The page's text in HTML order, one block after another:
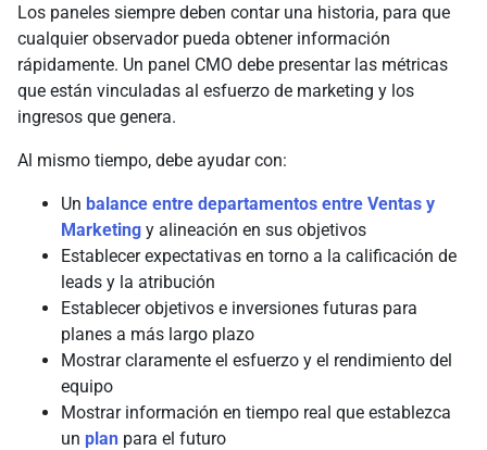
Los paneles siempre deben contar una historia, para que
cualquier observador pueda obtener información
rápidamente. Un panel CMO debe presentar las métricas
que están vinculadas al esfuerzo de marketing y los
ingresos que genera.
Al mismo tiempo, debe ayudar con:
Un balance entre departamentos entre Ventas y
Marketing y alineación en sus objetivos
Establecer expectativas en torno a la calificación de
leads y la atribución
Establecer objetivos e inversiones futuras para
planes a más largo plazo
Mostrar claramente el esfuerzo y el rendimiento del
equipo
Mostrar información en tiempo real que establezca
un plan para el futuro